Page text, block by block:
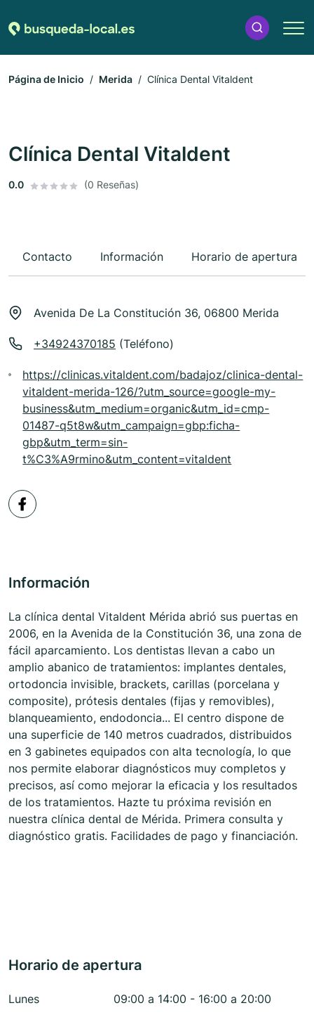
Página de Inicio Merida Clínica Dental Vitaldent
Clínica Dental Vitaldent
0.0 (0 Reseñas)
Contacto Información Horario de apertura
Avenida De La Constitución 36, 06800 Merida
+34924370185 (Teléfono)
https://clinicas.vitaldent.com/badajoz/clinica-dental-
vitaldent-merida-126/?utm_source=google-my-
business&utm_medium=organic&utm_id=cmp-
01487-q5t8w&utm_campaign=gbp:ficha-
gbp&utm_term=sin-
t%C3%A9rmino&utm_content=vitaldent
Información
La clínica dental Vitaldent Mérida abrió sus puertas en
2006, en la Avenida de la Constitución 36, una zona de
fácil aparcamiento. Los dentistas llevan a cabo un
amplio abanico de tratamientos: implantes dentales,
ortodoncia invisible, brackets, carillas (porcelana y
composite), prótesis dentales (fijas y removibles),
blanqueamiento, endodoncia... El centro dispone de
una superficie de 140 metros cuadrados, distribuidos
en 3 gabinetes equipados con alta tecnología, lo que
nos permite elaborar diagnósticos muy completos y
precisos, así como mejorar la eficacia y los resultados
de los tratamientos. Hazte tu próxima revisión en
nuestra clínica dental de Mérida. Primera consulta y
diagnóstico gratis. Facilidades de pago y financiación.
Horario de apertura
Lunes
09:00 a 14:00 - 16:00 a 20:00